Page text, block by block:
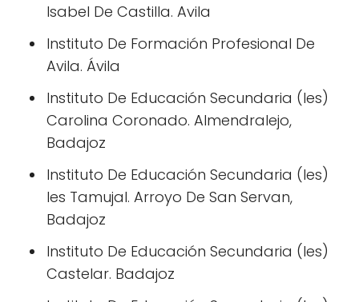
Isabel De Castilla. Avila
Instituto De Formación Profesional De
Avila. Ávila
Instituto De Educación Secundaria (Ies)
Carolina Coronado. Almendralejo,
Badajoz
Instituto De Educación Secundaria (Ies)
Ies Tamujal. Arroyo De San Servan,
Badajoz
Instituto De Educación Secundaria (Ies)
Castelar. Badajoz